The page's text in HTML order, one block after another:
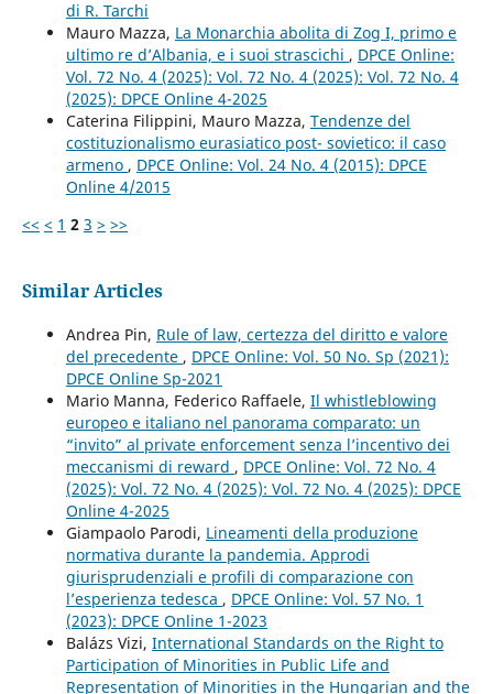
di R. Tarchi
Mauro Mazza, La Monarchia abolita di Zog I, primo e
ultimo re d’Albania, e i suoi strascichi , DPCE Online:
Vol. 72 No. 4 (2025): Vol. 72 No. 4 (2025): Vol. 72 No. 4
(2025): DPCE Online 4-2025
Caterina Filippini, Mauro Mazza, Tendenze del
costituzionalismo eurasiatico post- sovietico: il caso
armeno , DPCE Online: Vol. 24 No. 4 (2015): DPCE
Online 4/2015
<< < 1 2 3 > >>
Similar Articles
Andrea Pin, Rule of law, certezza del diritto e valore
del precedente , DPCE Online: Vol. 50 No. Sp (2021):
DPCE Online Sp-2021
Mario Manna, Federico Raffaele, Il whistleblowing
europeo e italiano nel panorama comparato: un
“invito” al private enforcement senza l’incentivo dei
meccanismi di reward , DPCE Online: Vol. 72 No. 4
(2025): Vol. 72 No. 4 (2025): Vol. 72 No. 4 (2025): DPCE
Online 4-2025
Giampaolo Parodi, Lineamenti della produzione
normativa durante la pandemia. Approdi
giurisprudenziali e profili di comparazione con
l’esperienza tedesca , DPCE Online: Vol. 57 No. 1
(2023): DPCE Online 1-2023
Balázs Vizi, International Standards on the Right to
Participation of Minorities in Public Life and
Representation of Minorities in the Hungarian and the